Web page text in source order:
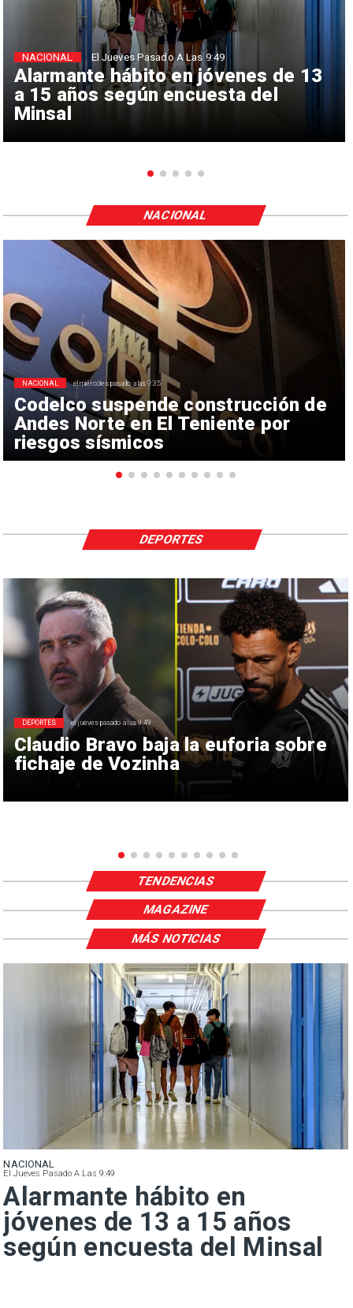
Alarmante hábito en jóvenes de 13
a 15 años según encuesta del
Minsal
NACIONAL El Jueves Pasado A Las 9:49
Codelco suspende construcción de
Andes Norte en El Teniente por
riesgos sísmicos
NACIONAL el miércoles pasado a las 9:35
NACIONAL
Claudio Bravo baja la euforia sobre
fichaje de Vozinha
DEPORTES el jueves pasado a las 9:49
DEPORTES
TENDENCIAS
MAGAZINE
NACIONAL
El Jueves Pasado A Las 9:49
Alarmante hábito en
jóvenes de 13 a 15 años
según encuesta del Minsal
MÁS NOTICIAS